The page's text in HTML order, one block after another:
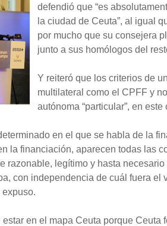
defendió que “es
la ciudad de Ceuta”, al igual
por mucho que su consejera
junto a sus homólogos del
Y reiteró que los criterios de
multilateral como el CPFF y
autónoma “particular”, en
en el que se habla de la
la financiación, aparecen todas las
razonable, legítimo y hasta
con independencia de cuál fuera
expuso.
estar en el mapa Ceuta porque